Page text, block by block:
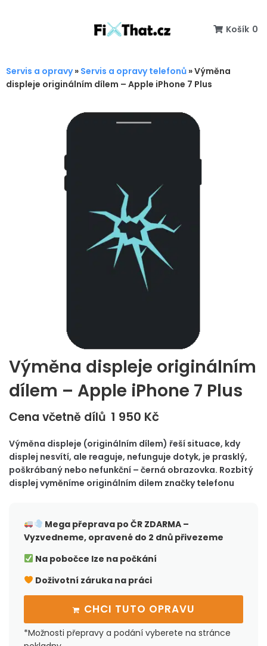
Košík 0
Servis a opravy» Servis a opravy telefonů »Výměna
displeje originálním dílem – Apple iPhone 7 Plus
Výměna displeje originálním
dílem – Apple iPhone 7 Plus
Cena včetně dílů 1 950 Kč
Výměna displeje (originálním dílem) řeší situace, kdy
displej nesvítí, ale reaguje, nefunguje dotyk, je prasklý,
poškrábaný nebo nefunkční – černá obrazovka. Rozbitý
displej vyměníme originálním dilem značky telefonu
Mega přeprava po ČRZDARMA –
Vyzvedneme, opravené do 2 dnů přivezeme
Na pobočce lze na počkání
Doživotní záruka na práci
CHCI TUTO OPRAVU
*Možnosti přepravy a podání vyberete na stránce